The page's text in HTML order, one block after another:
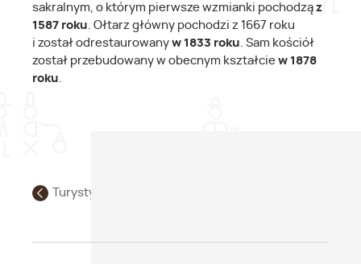
sakralnym, o którym pierwsze wzmianki pochodzą z
1587 roku . Ołtarz główny pochodzi z 1667 roku
i został odrestaurowany w 1833 roku . Sam kościół
został przebudowany w obecnym kształcie w 1878
roku
Turystyka religijna / pielgrzymkowa